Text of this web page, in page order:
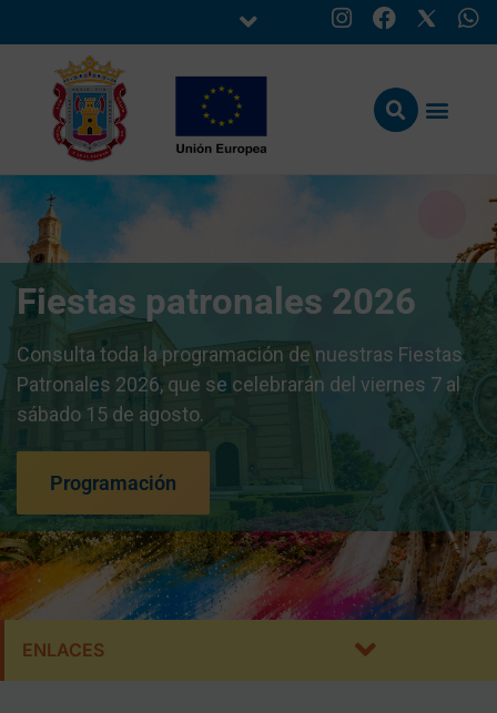
Fiestas patronales 2026
Consulta toda la programación de nuestras Fiestas
Patronales 2026, que se celebrarán del viernes 7 al
sábado 15 de agosto.
Programación
ENLACES